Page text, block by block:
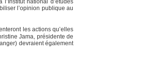
national d’études
l’opinion publique au
les actions qu’elles
Jama, présidente de
devraient également